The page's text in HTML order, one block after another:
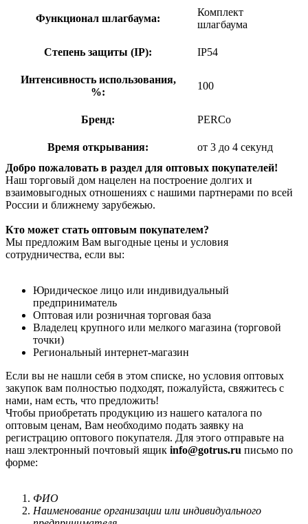
Функционал шлагбаума:
Комплект
шлагбаума
Степень защиты (IP): IP54
Интенсивность использования,
%:
100
Бренд: PERCo
Время открывания:
от 3 до 4 секунд
Добро пожаловать в раздел для оптовых покупателей!
Наш торговый дом нацелен на построение долгих и
взаимовыгодных отношениях с нашими партнерами по всей
России и ближнему зарубежью.
Кто может стать оптовым покупателем?
Мы предложим Вам выгодные цены и условия
сотрудничества, если вы:
Юридическое лицо или индивидуальный
предприниматель
Оптовая или розничная торговая база
Владелец крупного или мелкого магазина (торговой
точки)
Региональный интернет-магазин
Если вы не нашли себя в этом списке, но условия оптовых
закупок вам полностью подходят, пожалуйста, свяжитесь с
нами, нам есть, что предложить!
Чтобы приобретать продукцию из нашего каталога по
оптовым ценам, Вам необходимо подать заявку на
регистрацию оптового покупателя. Для этого отправьте на
наш электронный почтовый ящик info@gotrus.ru письмо по
форме:
ФИО
Наименование организации или индивидуального